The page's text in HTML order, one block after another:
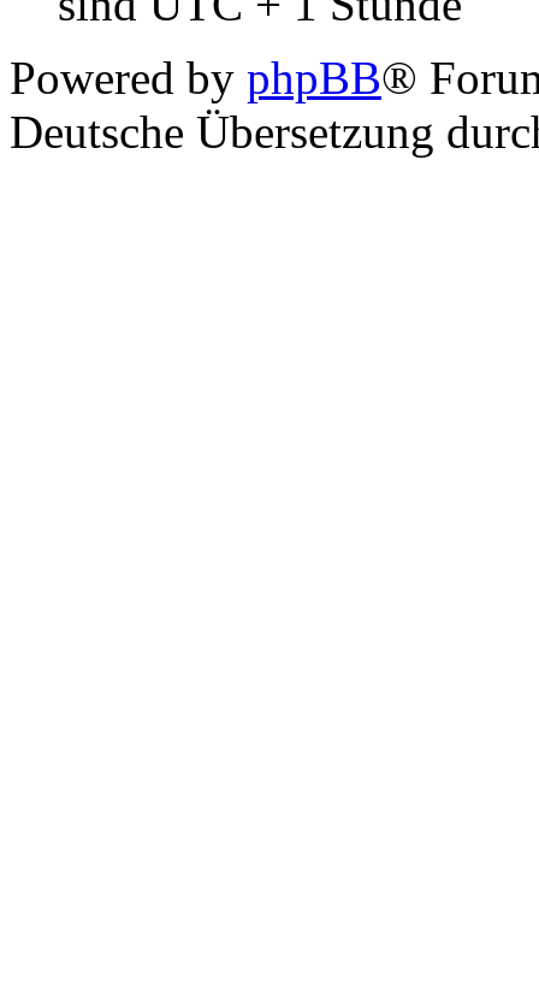
Powered by phpBB®
Deutsche Übersetzung